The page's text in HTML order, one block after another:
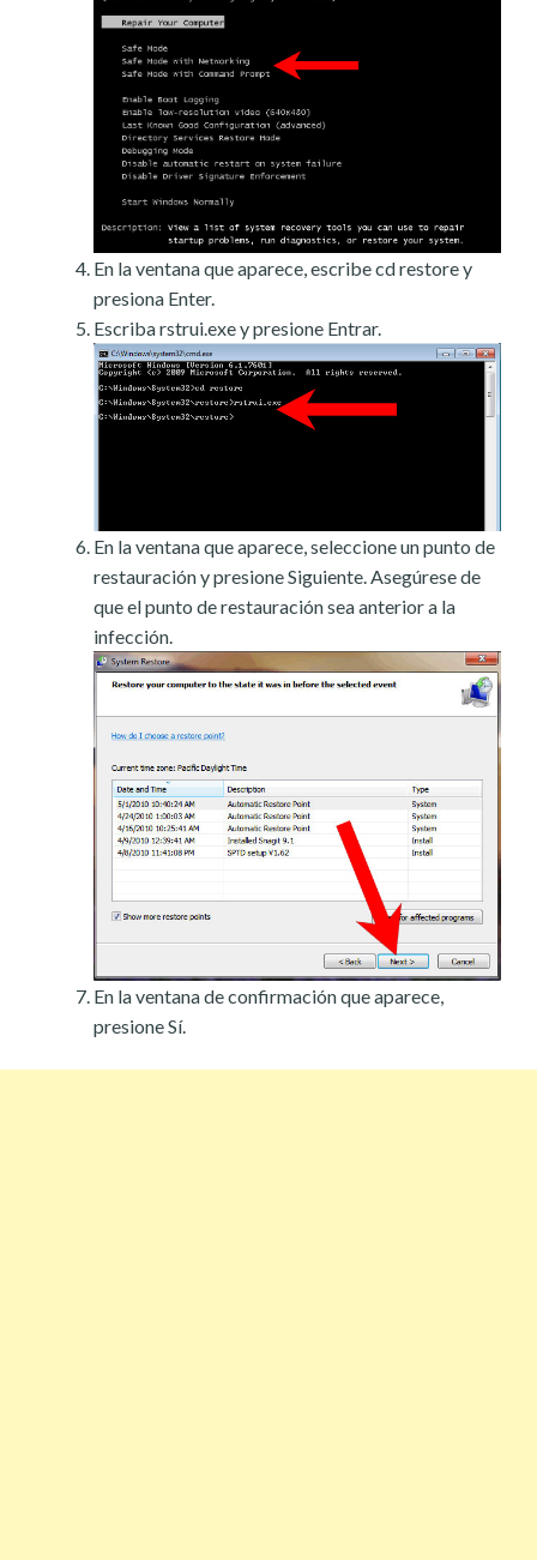
En la ventana que aparece, escribe cd restore y
presiona Enter.
Escriba rstrui.exe y presione Entrar.
En la ventana que aparece, seleccione un punto de
restauración y presione Siguiente. Asegúrese de
que el punto de restauración sea anterior a la
infección.
En la ventana de confirmación que aparece,
presione Sí.